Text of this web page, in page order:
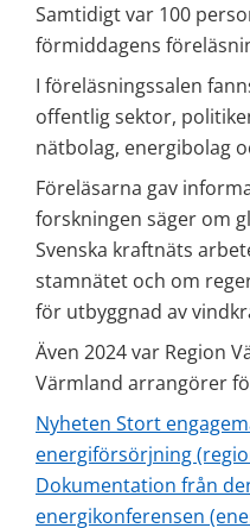
Samtidigt var 100
förmiddagens
I föreläsningssalen
offentlig sektor,
nätbolag, energibolag
Föreläsarna gav
forskningen säger om
Svenska kraftnäts
stamnätet och om
för utbyggnad av
Även 2024 var Region
Värmland arrangörer
Nyheten Stort
energiförsörjning
Dokumentation från
energikonferensen